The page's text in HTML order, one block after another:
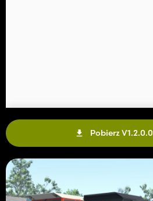
Pobierz V1.2.0.0